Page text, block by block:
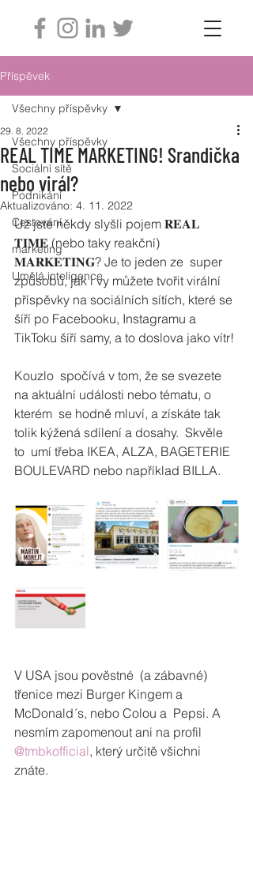
Příspěvek
Všechny příspěvky
Sociální sítě
Podnikání
Cestování
marketing
Umělá inteligence
Všechny příspěvky
REAL TIME MARKETING! Srandička
nebo virál?
29. 8. 2022
Aktualizováno: 4. 11. 2022
Už jste někdy slyšli pojem 𝐑𝐄𝐀𝐋
𝐓𝐈𝐌𝐄 (nebo taky reakční)
𝐌𝐀𝐑𝐊𝐄𝐓𝐈𝐍𝐆? Je to jeden ze  super
způsobů, jak i vy můžete tvořit virální
příspěvky na sociálních sítích, které se
šíří po Facebooku, Instagramu a
TikToku šíří samy, a to doslova jako vítr!
Kouzlo  spočívá v tom, že se svezete
na aktuální události nebo tématu, o
kterém  se hodně mluví, a získáte tak
tolik kýžená sdílení a dosahy.  Skvěle
to  umí třeba IKEA, ALZA, BAGETERIE
BOULEVARD nebo například BILLA.
V USA jsou pověstné  (a zábavné)
třenice mezi Burger Kingem a
McDonald´s, nebo Colou a  Pepsi. A
nesmím zapomenout ani na profil
@tmbkofficial, který určitě všichni
znáte.